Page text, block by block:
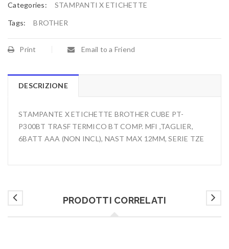
Categories: STAMPANTI X ETICHETTE
Tags: BROTHER
Print Email to a Friend
DESCRIZIONE
STAMPANTE X ETICHETTE BROTHER CUBE PT-
P300BT TRASF TERMICO BT COMP. MFI ,TAGLIER,
6BATT AAA (NON INCL), NAST MAX 12MM, SERIE TZE
PRODOTTI CORRELATI